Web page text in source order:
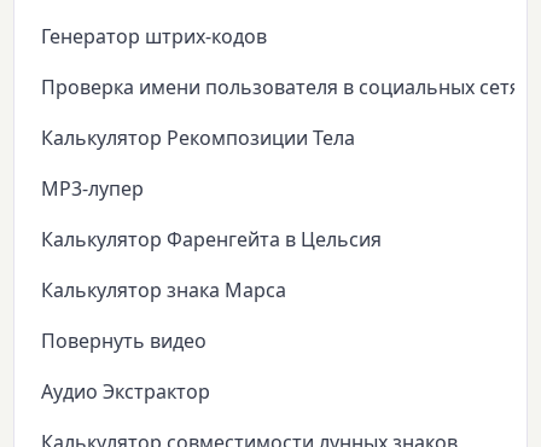
Генератор штрих-кодов
Проверка имени пользователя в социальных сетях
Калькулятор Рекомпозиции Тела
MP3-лупер
Калькулятор Фаренгейта в Цельсия
Калькулятор знака Марса
Повернуть видео
Аудио Экстрактор